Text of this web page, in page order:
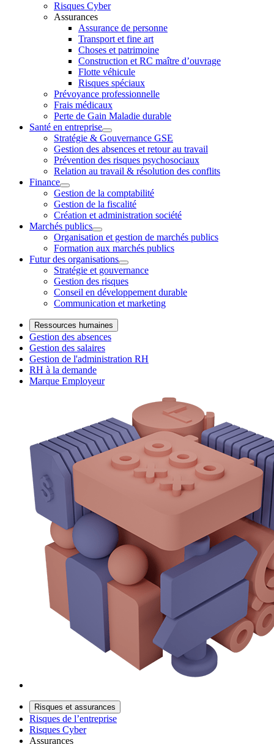
Risques Cyber
Assurances
Assurance de personne
Transport et fine art
Choses et patrimoine
Construction et RC maître d’ouvrage
Flotte véhicule
Risques spéciaux
Prévoyance professionnelle
Frais médicaux
Perte de Gain Maladie durable
Santé en entreprise
Stratégie & Gouvernance GSE
Gestion des absences et retour au travail
Prévention des risques psychosociaux
Relation au travail & résolution des conflits
Finance
Gestion de la comptabilité
Gestion de la fiscalité
Création et administration société
Marchés publics
Organisation et gestion de marchés publics
Formation aux marchés publics
Futur des organisations
Stratégie et gouvernance
Gestion des risques
Conseil en développement durable
Communication et marketing
Ressources humaines
Gestion des absences
Gestion des salaires
Gestion de l'administration RH
RH à la demande
Marque Employeur
Risques et assurances
Risques de l’entreprise
Risques Cyber
Assurances